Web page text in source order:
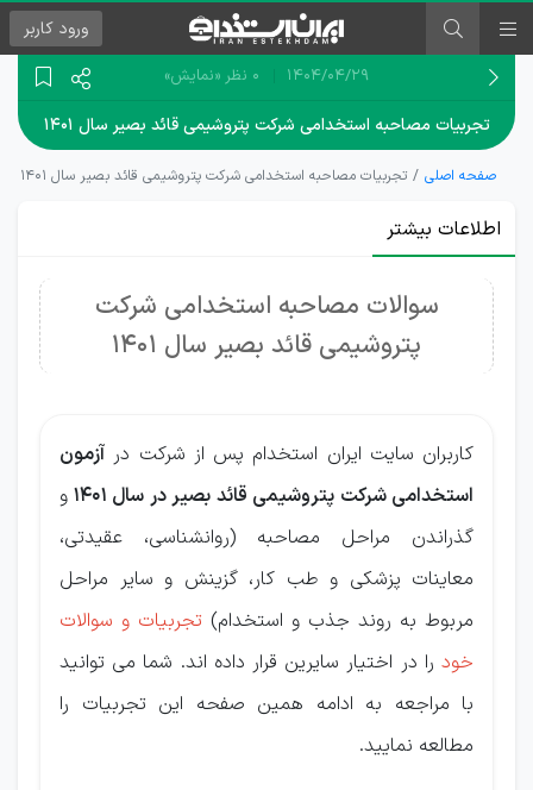
ورود کاربر
۱۴۰۴/۰۴/۲۹ 0 نظر «نمایش»
تجربیات مصاحبه استخدامی شرکت پتروشیمی قائد بصیر سال ۱۴۰۱
صفحه اصلی تجربیات مصاحبه استخدامی شرکت پتروشیمی قائد بصیر سال ۱۴۰۱
اطلاعات بیشتر
سوالات مصاحبه استخدامی شرکت
پتروشیمی قائد بصیر سال 1401
کاربران سایت ایران استخدام پس از شرکت در آزمون
استخدامی شرکت پتروشیمی قائد بصیر در سال 1401
و
گذراندن مراحل مصاحبه (روانشناسی، عقیدتی،
معاینات پزشکی و طب کار، گزینش و سایر مراحل
مربوط به روند جذب و استخدام) تجربیات و سوالات
خود را در اختیار سایرین قرار داده اند. شما می توانید
با مراجعه به ادامه همین صفحه این تجربیات را
مطالعه نمایید.